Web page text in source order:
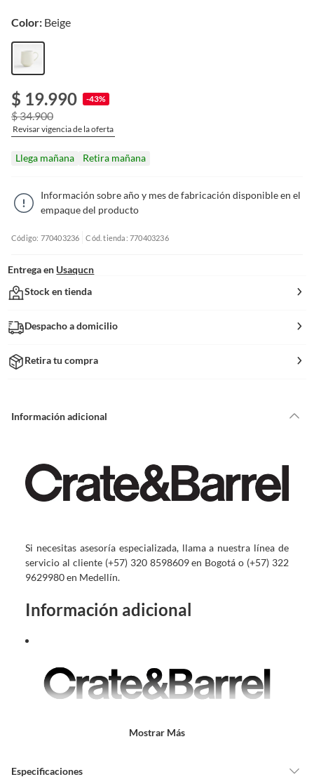
Color: Beige
$ 19.990 -43%
$ 34.900
Revisar vigencia de la oferta
Llega mañana Retira mañana
Información sobre año y mes de fabricación disponible en el
empaque del producto
Código: 770403236 Cód. tienda: 770403236
Entrega en Usaqucn
Stock en tienda
Despacho a domicilio
Retira tu compra
Información adicional
Si necesitas asesoría especializada, llama a nuestra línea de
servicio al cliente (+57) 320 8598609 en Bogotá o (+57) 322
9629980 en Medellín.
Información adicional
Bogotá o (+57) 322 9629980 en Medellín.
Mostrar Más
Especificaciones